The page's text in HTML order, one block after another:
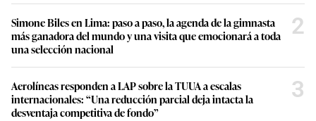
Simone Biles en Lima: paso a paso, la agenda de la gimnasta
más ganadora del mundo y una visita que emocionará a toda
una selección nacional
2
Aerolíneas responden a LAP sobre la TUUA a escalas
internacionales: “Una reducción parcial deja intacta la
desventaja competitiva de fondo”
3